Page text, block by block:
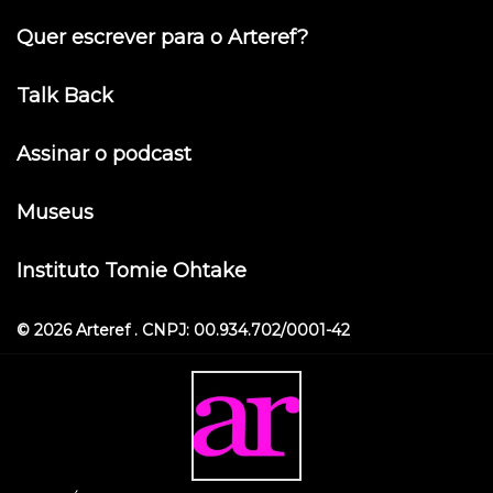
Quer escrever para o Arteref?
Talk Back
Assinar o podcast
Museus
Instituto Tomie Ohtake
© 2026 Arteref . CNPJ: 00.934.702/0001-42